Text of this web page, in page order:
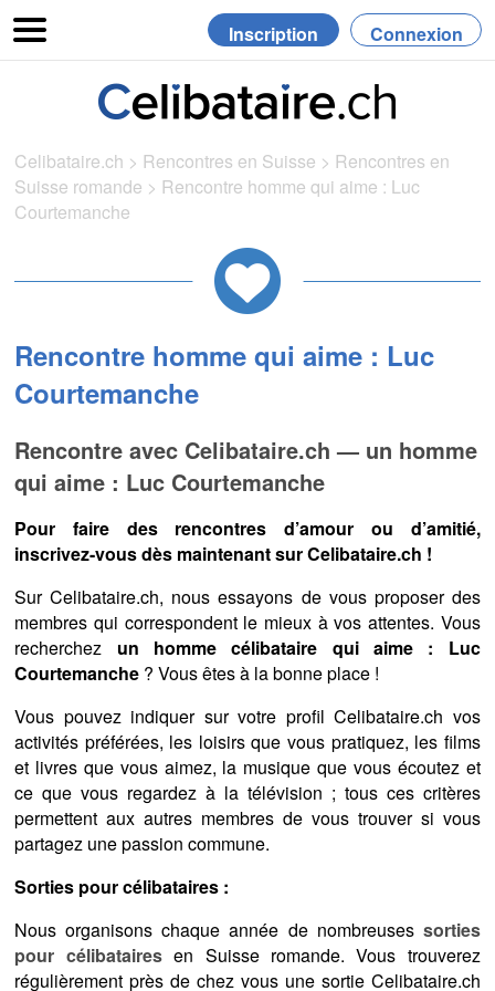
Inscription Connexion
Celibataire.ch > Rencontres en Suisse > Rencontres en
Suisse romande > Rencontre homme qui aime : Luc
Courtemanche
Rencontre homme qui aime : Luc
Courtemanche
Rencontre avec Celibataire.ch — un homme
qui aime : Luc Courtemanche
Pour faire des rencontres d’amour ou d’amitié,
inscrivez-vous dès maintenant sur Celibataire.ch !
Sur Celibataire.ch, nous essayons de vous proposer des
membres qui correspondent le mieux à vos attentes. Vous
recherchez un homme célibataire qui aime : Luc
Courtemanche ? Vous êtes à la bonne place !
Vous pouvez indiquer sur votre profil Celibataire.ch vos
activités préférées, les loisirs que vous pratiquez, les films
et livres que vous aimez, la musique que vous écoutez et
ce que vous regardez à la télévision ; tous ces critères
permettent aux autres membres de vous trouver si vous
partagez une passion commune.
Sorties pour célibataires :
Nous organisons chaque année de nombreuses sorties
pour célibatairesen Suisse romande. Vous trouverez
régulièrement près de chez vous une sortie Celibataire.ch